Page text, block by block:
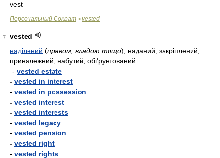
vest
Персональный Сократ > vested
7
vested
наділений (правом, владою тощо) , наданий; закріплений;
приналежний; набутий; обґрунтований
- vested estate
- vested in interest
- vested in possession
- vested interest
- vested interests
- vested legacy
- vested pension
- vested right
- vested rights